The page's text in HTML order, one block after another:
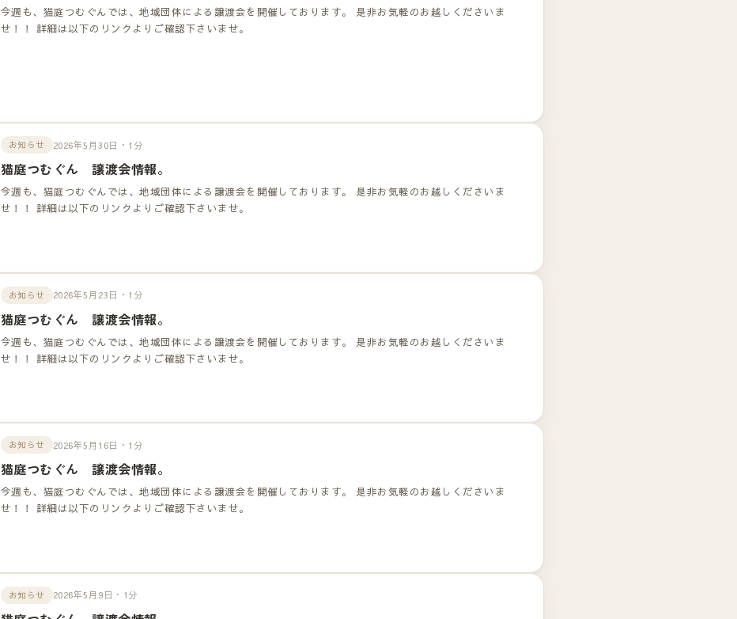
今週も、猫庭つむぐんでは、地域団体による譲渡会を開催しております。 是非お気軽のお越しくださいま
せ！！ 詳細は以下のリンクよりご確認下さいませ。
お知らせ 2026年5月30日・1分
猫庭つむぐん 譲渡会情報。
今週も、猫庭つむぐんでは、地域団体による譲渡会を開催しております。 是非お気軽のお越しくださいま
せ！！ 詳細は以下のリンクよりご確認下さいませ。
お知らせ 2026年5月23日・1分
猫庭つむぐん 譲渡会情報。
今週も、猫庭つむぐんでは、地域団体による譲渡会を開催しております。 是非お気軽のお越しくださいま
せ！！ 詳細は以下のリンクよりご確認下さいませ。
お知らせ 2026年5月16日・1分
猫庭つむぐん 譲渡会情報。
今週も、猫庭つむぐんでは、地域団体による譲渡会を開催しております。 是非お気軽のお越しくださいま
せ！！ 詳細は以下のリンクよりご確認下さいませ。
お知らせ 2026年5月9日・1分